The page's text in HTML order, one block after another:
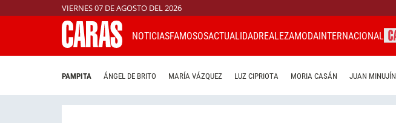
VIERNES 07 DE AGOSTO DEL 2026
NOTICIASFAMOSOSACTUALIDADREALEZAMODAINTERNACIONAL
PAMPITA ÁNGEL DE BRITO MARÍA VÁZQUEZ LUZ CIPRIOTA MORIA CASÁN JUAN MINUJÍN